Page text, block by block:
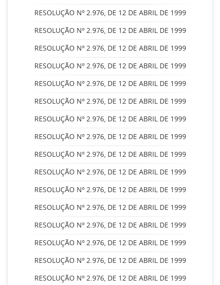
RESOLUÇÃO Nº 2.976, DE 12 DE ABRIL DE 1999
RESOLUÇÃO Nº 2.976, DE 12 DE ABRIL DE 1999
RESOLUÇÃO Nº 2.976, DE 12 DE ABRIL DE 1999
RESOLUÇÃO Nº 2.976, DE 12 DE ABRIL DE 1999
RESOLUÇÃO Nº 2.976, DE 12 DE ABRIL DE 1999
RESOLUÇÃO Nº 2.976, DE 12 DE ABRIL DE 1999
RESOLUÇÃO Nº 2.976, DE 12 DE ABRIL DE 1999
RESOLUÇÃO Nº 2.976, DE 12 DE ABRIL DE 1999
RESOLUÇÃO Nº 2.976, DE 12 DE ABRIL DE 1999
RESOLUÇÃO Nº 2.976, DE 12 DE ABRIL DE 1999
RESOLUÇÃO Nº 2.976, DE 12 DE ABRIL DE 1999
RESOLUÇÃO Nº 2.976, DE 12 DE ABRIL DE 1999
RESOLUÇÃO Nº 2.976, DE 12 DE ABRIL DE 1999
RESOLUÇÃO Nº 2.976, DE 12 DE ABRIL DE 1999
RESOLUÇÃO Nº 2.976, DE 12 DE ABRIL DE 1999
RESOLUÇÃO Nº 2.976, DE 12 DE ABRIL DE 1999